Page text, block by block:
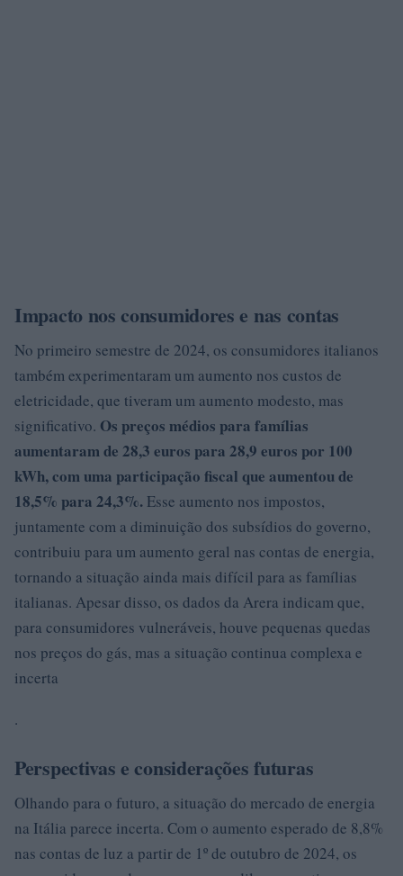
Impacto nos consumidores e nas contas
No primeiro semestre de 2024, os consumidores italianos
também experimentaram um aumento nos custos de
eletricidade, que tiveram um aumento modesto, mas
significativo. Os preços médios para famílias
aumentaram de 28,3 euros para 28,9 euros por 100
kWh, com uma participação fiscal que aumentou de
18,5% para 24,3%. Esse aumento nos impostos,
juntamente com a diminuição dos subsídios do governo,
contribuiu para um aumento geral nas contas de energia,
tornando a situação ainda mais difícil para as famílias
italianas. Apesar disso, os dados da Arera indicam que,
para consumidores vulneráveis, houve pequenas quedas
nos preços do gás, mas a situação continua complexa e
incerta
.
Perspectivas e considerações futuras
Olhando para o futuro, a situação do mercado de energia
na Itália parece incerta. Com o aumento esperado de 8,8%
nas contas de luz a partir de 1º de outubro de 2024, os